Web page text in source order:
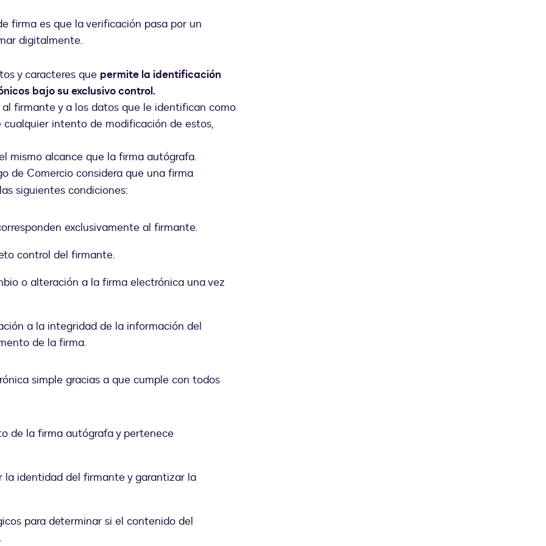
firma es que la verificación pasa por un
digitalmente.
y caracteres que permite la identificación
bajo su exclusivo control.
firmante y a los datos que le identifican como
intento de modificación de estos,
mismo alcance que la firma autógrafa.
nova guia
de Comercio considera que una firma
siguientes condiciones:
exclusivamente al firmante.
control del firmante.
o alteración a la firma electrónica una vez
a la integridad de la información del
de la firma.
simple gracias a que cumple con todos
de la firma autógrafa y pertenece
la identidad del firmante y garantizar la
para determinar si el contenido del